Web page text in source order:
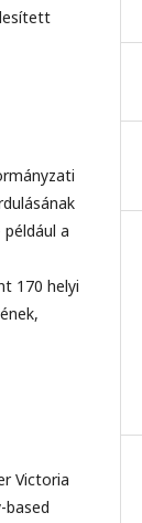
a
170 helyi
Victoria